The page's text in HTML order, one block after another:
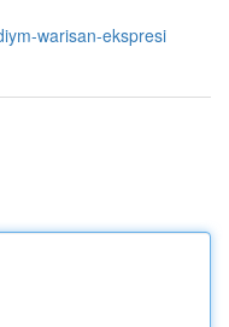
warisan-ekspresi